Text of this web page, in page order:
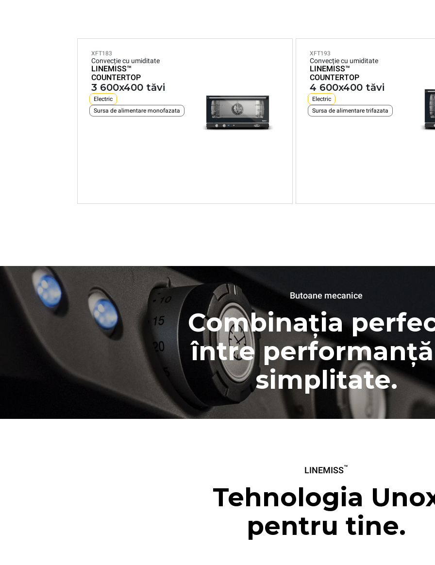
XFT183
Convecție cu umiditate
LINEMISS™
COUNTERTOP
3 600x400 tăvi
Electric
Sursa de alimentare monofazata
XFT193
Convecție cu umiditate
LINEMISS™
COUNTERTOP
4 600x400 tăvi
Electric
Sursa de alimentare trifazata
3 460x330 tăvi
Electric
Sursa de alimentare monofazata
4 460x330 tăvi
Sursa de alimentare monofazata
Butoane mecanice
Combinația
între
simplitate.
LINEMISS™
Tehnologia
pentru tine.